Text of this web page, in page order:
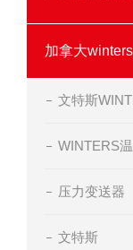
加拿大
文特斯
WINTERS
压力变送器
文特斯